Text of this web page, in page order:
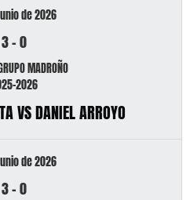
de 2026
3-0
MADROÑO
2026
VS DANIEL ARROYO
de 2026
3-0